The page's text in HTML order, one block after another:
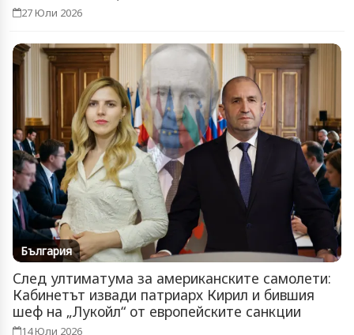
27 Юли 2026
България
След ултиматума за американските самолети:
Кабинетът извади патриарх Кирил и бившия
шеф на „Лукойл“ от европейските санкции
14 Юли 2026